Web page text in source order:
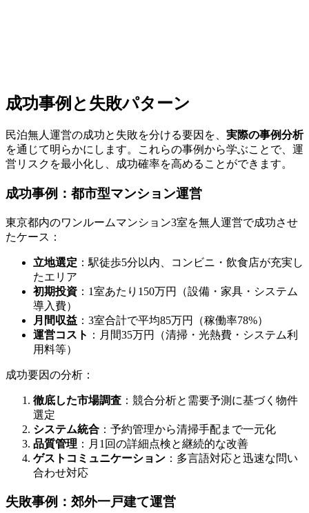
成功事例と失敗パターン
民泊無人運営の成功と失敗を分ける要因を、 実際の事例分析
を通じて明らかにします。これらの事例から学ぶことで、運
営リスクを最小化し、成功確率を高めることができます。
成功事例：都市型マンション運営
東京都内のワンルームマンション3室を無人運営で成功させ
たケース：
立地選定 ：駅徒歩5分以内、コンビニ・飲食店が充実し
たエリア
初期投資 ：1室あたり150万円（設備・家具・システム
導入費）
月間収益 ：3室合計で平均85万円（稼働率78%）
運営コスト ：月間35万円（清掃・光熱費・システム利
用料等）
成功要因の分析：
徹底した市場調査 ：競合分析と需要予測に基づく物件
選定
システム統合 ：予約管理から清掃手配まで一元化
品質管理 ：月1回の詳細点検と継続的な改善
ゲストコミュニケーション ：多言語対応と迅速な問い
合わせ対応
失敗事例：郊外一戸建て運営